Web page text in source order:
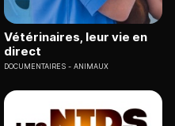
Vétérinaires, leur vie en
direct
DOCUMENTAIRES ANIMAUX